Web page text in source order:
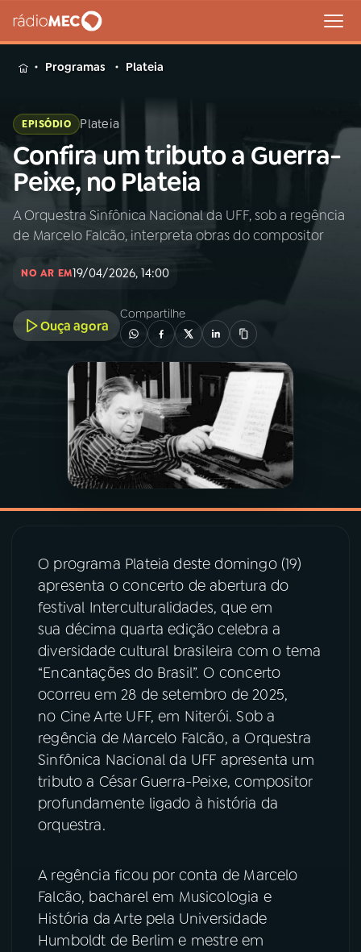
MENU
Buscar
na
Rádio
MEC
Buscar
Início AO VIVO
PROGRAMAÇÃO
PROGRAMAS
05PODCASTS
06 VIDEOCASTS
07ÚLTIMAS
08 PRÊMIO RÁDIO MEC
ACOMPANHE A RÁDIO MEC
YouTube Facebook
Instagram X
Programas Plateia
EPISÓDIO Plateia
Confira um tributo a Guerra-
Peixe, no Plateia
A Orquestra Sinfônica Nacional da UFF, sob a regência
de Marcelo Falcão, interpreta obras do compositor
NO AR EM19/04/2026, 14:00
Ouça agora
Compartilhe
O programa Plateia deste domingo (19)
apresenta o concerto de abertura do
festival Interculturalidades, que em
sua décima quarta edição celebra a
diversidade cultural brasileira com o tema
“Encantações do Brasil”. O concerto
ocorreu em 28 de setembro de 2025,
no Cine Arte UFF, em Niterói. Sob a
regência de Marcelo Falcão, a Orquestra
Sinfônica Nacional da UFF apresenta um
tributo a César Guerra-Peixe, compositor
profundamente ligado à história da
orquestra.
A regência ficou por conta de Marcelo
Falcão, bacharel em Musicologia e
História da Arte pela Universidade
Humboldt de Berlim e mestre em